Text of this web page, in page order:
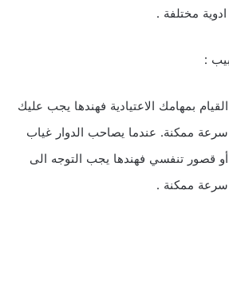
مختلفة .
:
بمهامك الاعتيادية فهندها يجب عليك
ممكنة. عندما يصاحب الدوار غياب
قصور تنفسي فهندها يجب التوجه الى
ممكنة .